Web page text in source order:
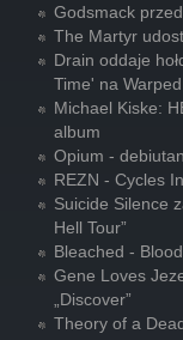
Godsmack
The Martyr
Drain oddaje
Time' na
Michael Kiske:
album
Opium -
REZN - Cycles
Suicide Silence
Hell Tour”
Bleached -
Gene Loves
„Discover”
Theory of a